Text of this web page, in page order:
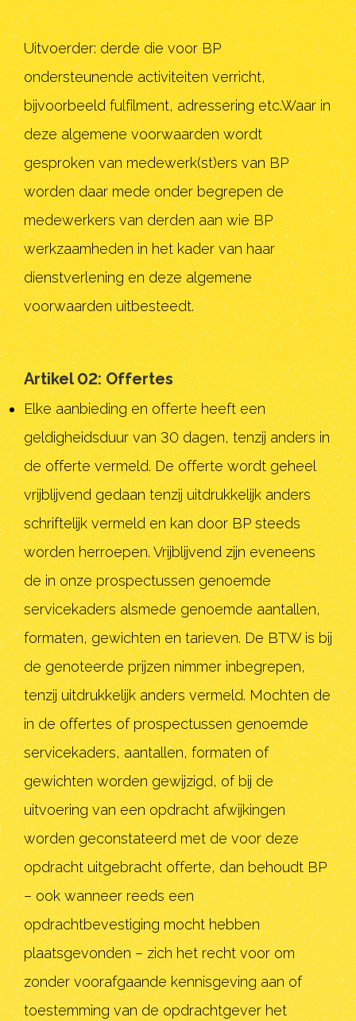
Uitvoerder: derde die voor BP
ondersteunende activiteiten verricht,
bijvoorbeeld fulfilment, adressering etc.Waar in
deze algemene voorwaarden wordt
gesproken van medewerk(st)ers van BP
worden daar mede onder begrepen de
medewerkers van derden aan wie BP
werkzaamheden in het kader van haar
dienstverlening en deze algemene
voorwaarden uitbesteedt.
Artikel 02: Offertes
Elke aanbieding en offerte heeft een
geldigheidsduur van 30 dagen, tenzij anders in
de offerte vermeld. De offerte wordt geheel
vrijblijvend gedaan tenzij uitdrukkelijk anders
schriftelijk vermeld en kan door BP steeds
worden herroepen. Vrijblijvend zijn eveneens
de in onze prospectussen genoemde
servicekaders alsmede genoemde aantallen,
formaten, gewichten en tarieven. De BTW is bij
de genoteerde prijzen nimmer inbegrepen,
tenzij uitdrukkelijk anders vermeld. Mochten de
in de offertes of prospectussen genoemde
servicekaders, aantallen, formaten of
gewichten worden gewijzigd, of bij de
uitvoering van een opdracht afwijkingen
worden geconstateerd met de voor deze
opdracht uitgebracht offerte, dan behoudt BP
– ook wanneer reeds een
opdrachtbevestiging mocht hebben
plaatsgevonden – zich het recht voor om
zonder voorafgaande kennisgeving aan of
toestemming van de opdrachtgever het